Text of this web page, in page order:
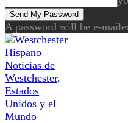
A password will be e-
Noticias de
Westchester,
Estados
Unidos y el
Mundo